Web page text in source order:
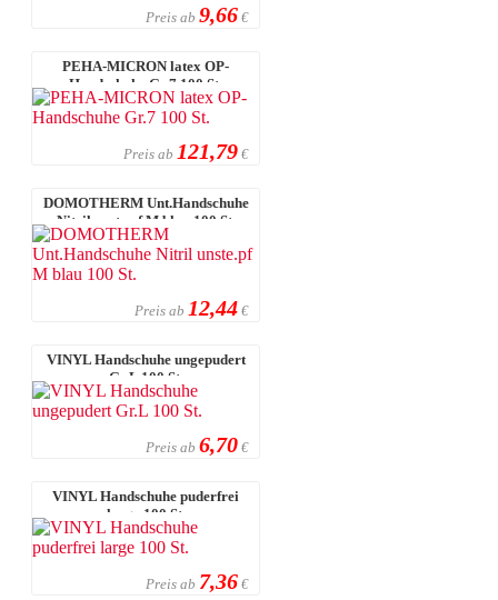
Preis ab 9,66 €
PEHA-MICRON latex OP-
Handschuhe Gr.7 100 St.
Preis ab 121,79 €
DOMOTHERM Unt.Handschuhe
Nitril unste.pf M blau 100 St.
Preis ab 12,44 €
VINYL Handschuhe ungepudert
Gr.L 100 St.
Preis ab 6,70 €
VINYL Handschuhe puderfrei
large 100 St.
Preis ab 7,36 €